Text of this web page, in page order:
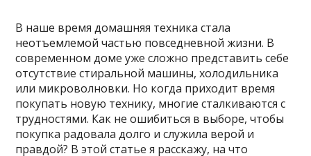
В наше время домашняя техника стала
неотъемлемой частью повседневной жизни. В
современном доме уже сложно представить себе
отсутствие стиральной машины, холодильника
или микроволновки. Но когда приходит время
покупать новую технику, многие сталкиваются с
трудностями. Как не ошибиться в выборе, чтобы
покупка радовала долго и служила верой и
правдой? В этой статье я расскажу, на что